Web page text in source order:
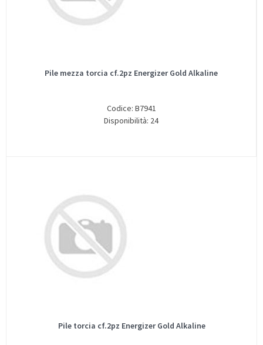
Pile mezza torcia cf.2pz Energizer Gold Alkaline
Codice: B7941
Disponibilità: 24
Pile torcia cf.2pz Energizer Gold Alkaline